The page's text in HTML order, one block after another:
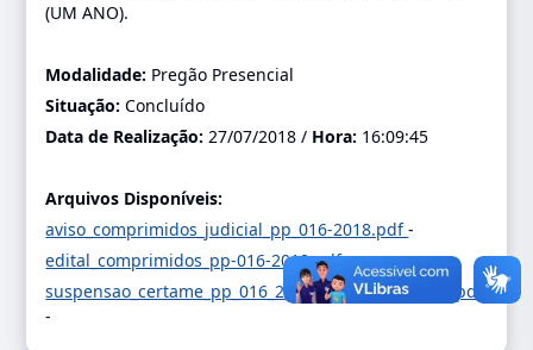
(UM ANO).
Modalidade: Pregão Presencial
Situação:Concluído
Data de Realização:27/07/2018 / Hora: 16:09:45
Arquivos Disponíveis:
aviso_comprimidos_judicial_pp_016-2018.pdf-
edital_comprimidos_pp-016-2018.pdf-
suspensao_certame_pp_016_2018_-_medicamentos.pdf
-